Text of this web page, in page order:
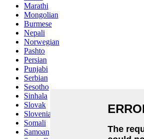
Marathi
Mongolian
Burmese
Nepali
Norwegian
Pashto
Persian
Punjabi
Serbian
Sesotho
Sinhala
Slovak
Slovenian
Somali
Samoan